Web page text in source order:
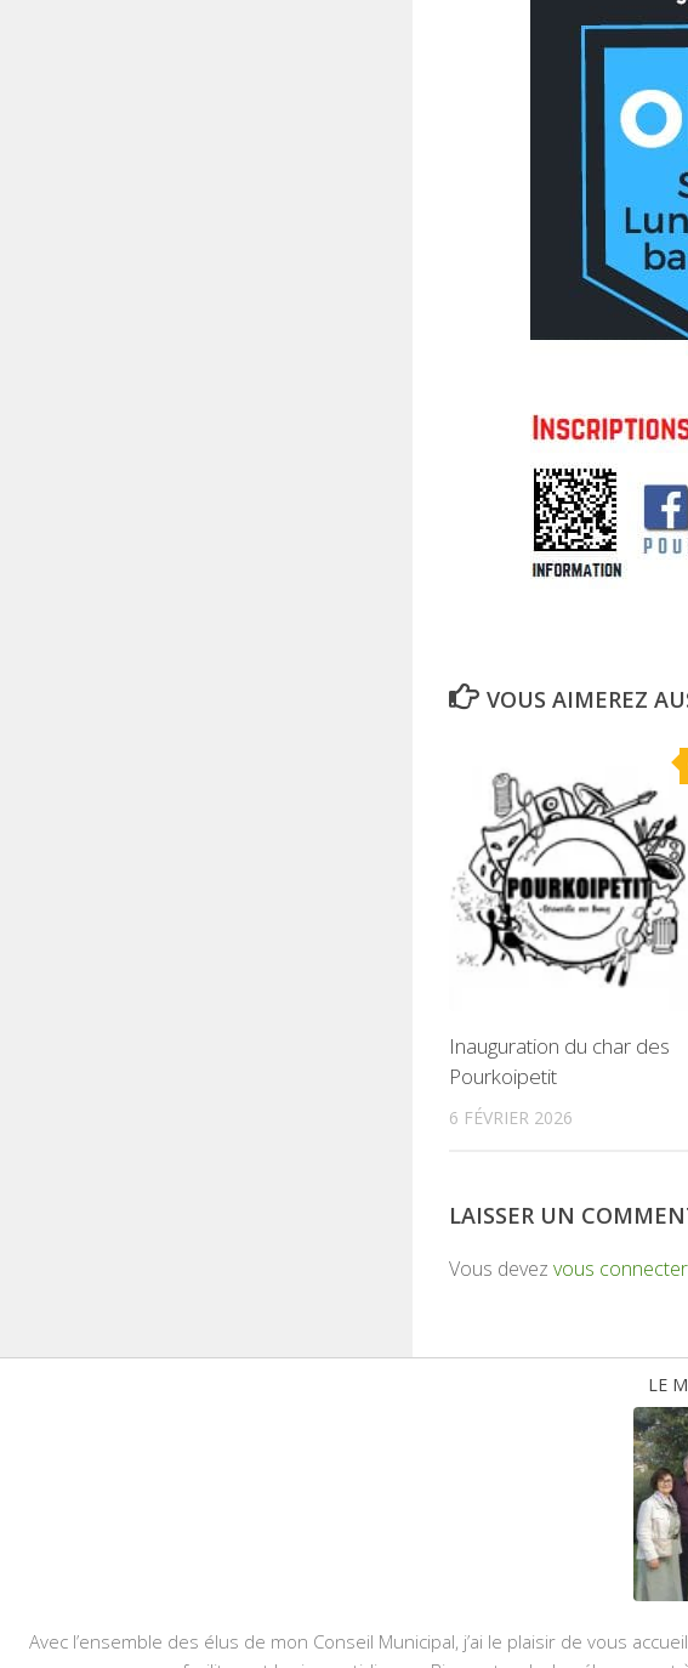
VOUS AIMEREZ
Inauguration du char des
Pourkoipetit
6 FÉVRIER 2026
LAISSER UN
Vous devez vous connecter
LE
Avec l’ensemble des élus de mon Conseil Municipal, j’ai le plaisir de vous